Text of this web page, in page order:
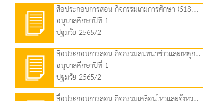
สื่อประกอบการสอน กิจกรรมเกมการศึกษา (518.28 KB)
อนุบาลศึกษาปีที่ 1
ปฐมวัย 2565/2
สื่อประกอบการสอน กิจกรรมสนทนาข่าวและเหตุการณ์ (491.29 KB)
อนุบาลศึกษาปีที่ 1
ปฐมวัย 2565/2